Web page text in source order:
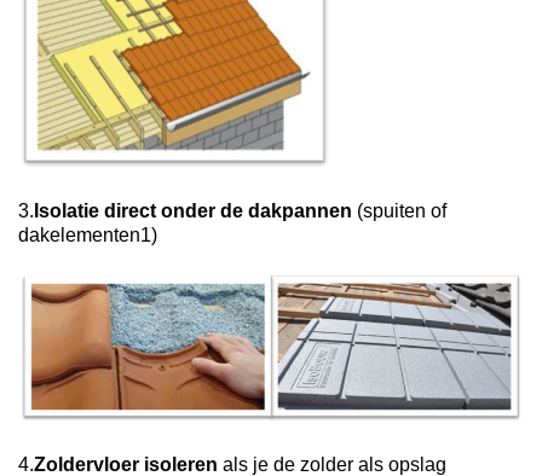
3. Isolatie direct onder de dakpannen (spuiten of
dakelementen1)
4.Zoldervloer isoleren als je de zolder als opslag